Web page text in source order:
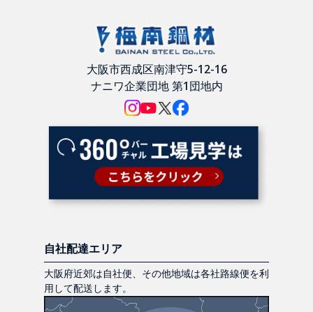
大阪市西成区南津守5-12-16
ナニワ企業団地 第1団地内
自社配達エリア
大阪府近郊は自社便、その他地域は各社路線便を利
用して配送します。